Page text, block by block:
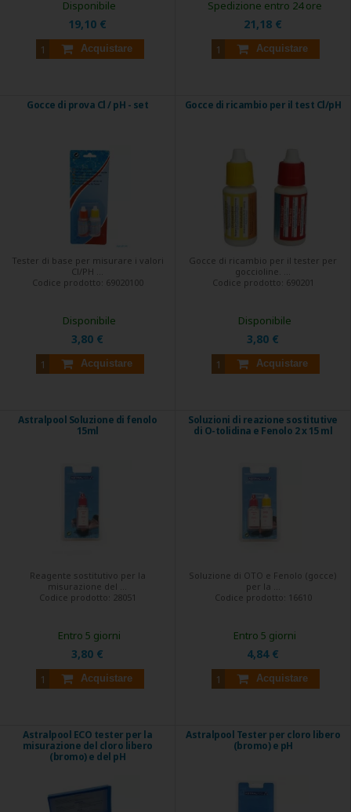
19,10 €
Acquistare
Disponibile
21,18 €
Acquistare
Spedizione entro 24 ore
Gocce di prova Cl / pH - set
Tester di base per misurare i valori
Cl/PH ...
Codice prodotto: 69020100
3,80 €
Acquistare
Disponibile
Gocce di ricambio per il test Cl/pH
Gocce di ricambio per il tester per
goccioline. ...
Codice prodotto: 690201
3,80 €
Acquistare
Disponibile
Astralpool Soluzione di fenolo
15ml
Reagente sostitutivo per la
misurazione del ...
Codice prodotto: 28051
3,80 €
Acquistare
Entro 5 giorni
Soluzioni di reazione sostitutive
di O-tolidina e Fenolo 2 x 15 ml
Soluzione di OTO e Fenolo (gocce)
per la ...
Codice prodotto: 16610
4,84 €
Acquistare
Entro 5 giorni
Astralpool ECO tester per la
misurazione del cloro libero
(bromo) e del pH
Astralpool Tester per cloro libero
(bromo) e pH